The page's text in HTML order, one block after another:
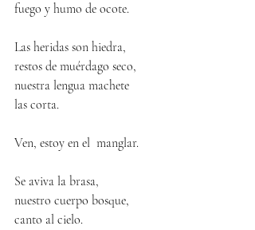
fuego y humo de ocote.
Las heridas son hiedra,
restos de muérdago seco,
nuestra lengua machete
las corta.
Ven, estoy en el  manglar.
Se aviva la brasa,
nuestro cuerpo bosque,
canto al cielo.